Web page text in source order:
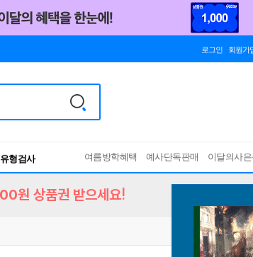
로그인 회원가
형검사
Lab
여름방학혜택 예사단독판매 이달의사
원 상품권 받으세요!